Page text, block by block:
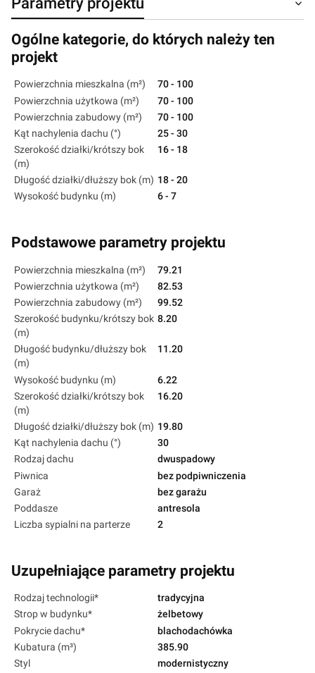
Ogólne kategorie, do których należy ten
projekt
Powierzchnia mieszkalna (m²)
70 - 100
Powierzchnia użytkowa (m²)
70 - 100
Powierzchnia zabudowy (m²)
70 - 100
Kąt nachylenia dachu (°)
25 - 30
Szerokość działki/krótszy bok
(m)
16 - 18
Długość działki/dłuższy bok (m) 18 - 20
Wysokość budynku (m)
6 - 7
Podstawowe parametry projektu
Powierzchnia mieszkalna (m²)
79.21
Powierzchnia użytkowa (m²)
82.53
Powierzchnia zabudowy (m²)
99.52
Szerokość budynku/krótszy bok
(m)
8.20
Długość budynku/dłuższy bok
(m)
11.20
Wysokość budynku (m)
6.22
Szerokość działki/krótszy bok
(m)
16.20
Długość działki/dłuższy bok (m) 19.80
Kąt nachylenia dachu (°)
30
Rodzaj dachu
dwuspadowy
Piwnica
bez podpiwniczenia
Garaż
bez garażu
Poddasze
antresola
Liczba sypialni na parterze
2
Uzupełniające parametry projektu
Rodzaj technologii*
tradycyjna
Strop w budynku*
żelbetowy
Pokrycie dachu*
blachodachówka
Kubatura (m³)
385.90
Styl
modernistyczny